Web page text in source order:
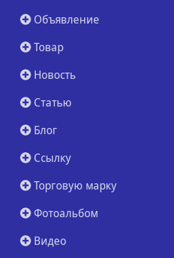
Объявление
Товар
Новость
Статью
Блог
Ссылку
Торговую марку
Фотоальбом
Видео